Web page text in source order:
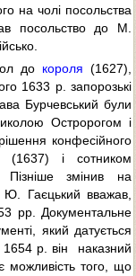
на чолі посольства
посольство до М.
до короля (1627),
1633 р. запорозькі
Бурчевський були
Остророгом і
конфесійного
(1637) і сотником
Пізніше змінив на
Ю. Гаєцький вважав,
рр. Документальне
який датується
р. він  наказний
можливість того, що